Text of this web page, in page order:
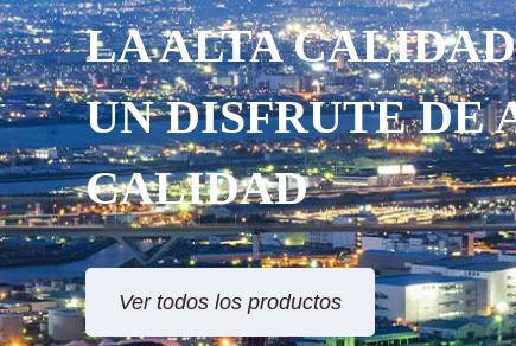
LA ALTA
UN DISFRUTE DE
CALIDAD
Ver todos los productos